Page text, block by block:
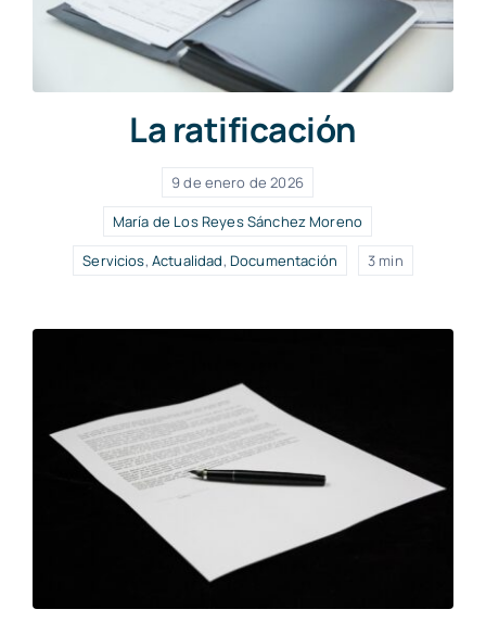
La ratificación
9 de enero de 2026
María de Los Reyes Sánchez Moreno
Servicios, Actualidad, Documentación 3 min